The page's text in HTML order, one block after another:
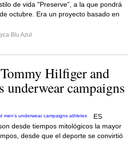
de vida "Preserve”, a la que pondrá
octubre. Era un proyecto basado en
Blu Azul
Hilfiger and
underwear campaigns
ES
desde tiempos mitológicos la mayor
desde que el deporte se convirtió